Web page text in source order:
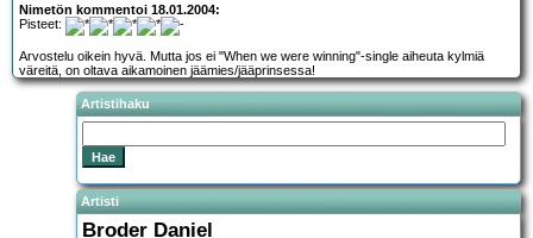
Nimetön kommentoi 18.01.2004:
Pisteet:
Arvostelu oikein hyvä. Mutta jos ei "When we were winning"-single aiheuta kylmiä
väreitä, on oltava aikamoinen jäämies/jääprinsessa!
Artistihaku
Artisti
Broder Daniel